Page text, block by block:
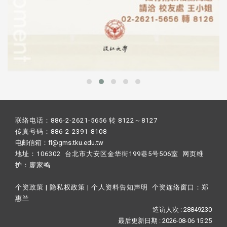
联络电话：886-2-2621-5656 转 8122～8127
传真号码：886-2-2391-8108
电邮信箱：fl@gms.tku.edu.tw
地址：106302 台北市大安区金华街199巷5号506室 网页维
护： 廖家鸣​
个资政策 | 隐私权政策 | 个人资料告知声明 个资连络窗口： 郑
惠兰
造访人次 : 28849230
最后更新日期 :2026-08-06 15:25